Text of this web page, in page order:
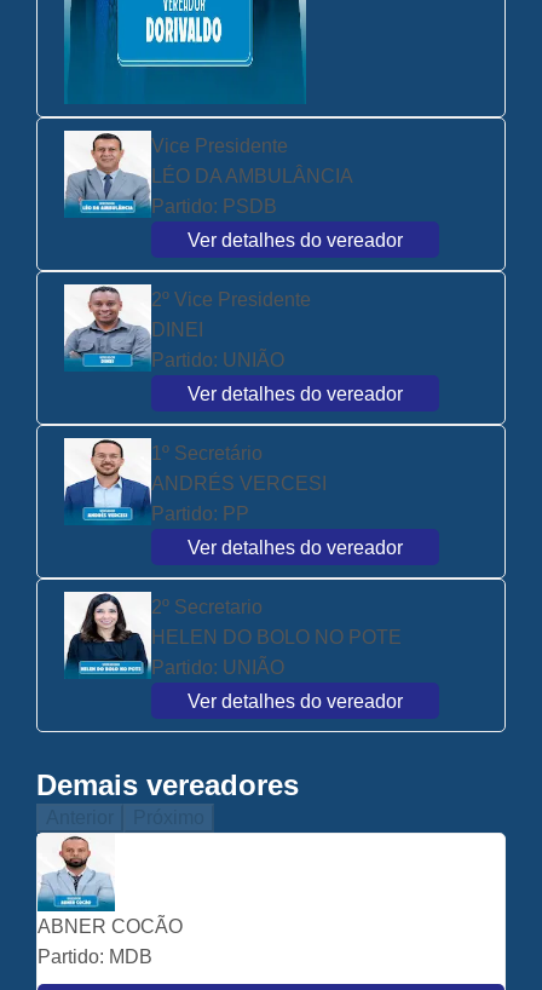
Vice Presidente
LÉO DA AMBULÂNCIA
Partido: PSDB
Ver detalhes do vereador
2º Vice Presidente
DINEI
Partido: UNIÃO
Ver detalhes do vereador
1º Secretário
ANDRÉS VERCESI
Partido: PP
Ver detalhes do vereador
2º Secretario
HELEN DO BOLO NO POTE
Partido: UNIÃO
Ver detalhes do vereador
Demais vereadores
ABNER COCÃO
Partido: MDB